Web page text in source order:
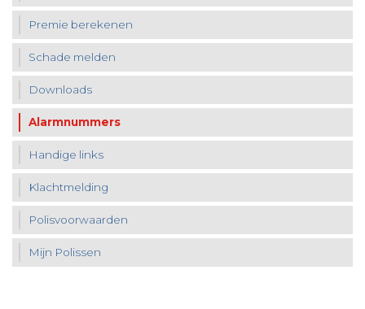
Premie berekenen
Schade melden
Downloads
Alarmnummers
Handige links
Klachtmelding
Polisvoorwaarden
Mijn Polissen